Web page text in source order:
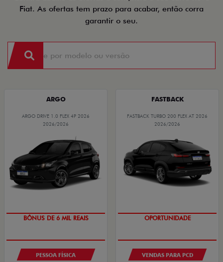
Fiat. As ofertas tem prazo para acabar, então corra
garantir o seu.
ARGO
ARGO DRIVE 1.0 FLEX 4P 2026
2026/2026
BÔNUS DE 6 MIL REAIS
PESSOA FÍSICA
FASTBACK
FASTBACK TURBO 200 FLEX AT 2026
2026/2026
OPORTUNIDADE
VENDAS PARA PCD